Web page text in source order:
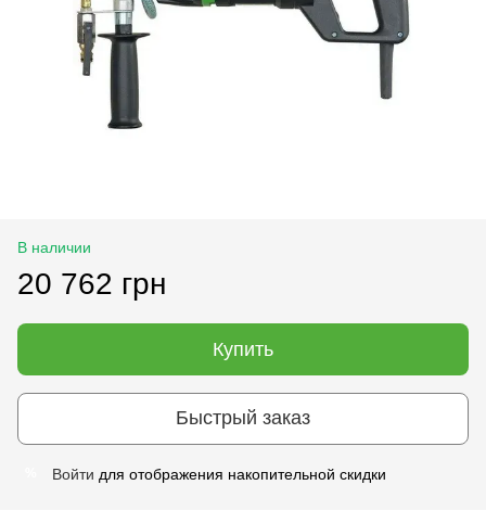
В наличии
20 762 грн
Купить
Быстрый заказ
Войти для отображения накопительной скидки